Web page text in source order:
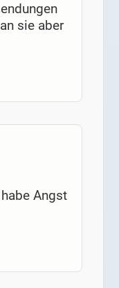
sie aber
Angst